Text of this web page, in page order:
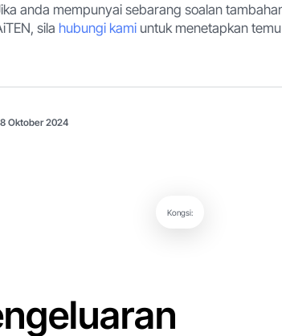
anda mempunyai sebarang soalan
sila hubungi kami untuk menetapkan
Oktober 2024
Kongsi: